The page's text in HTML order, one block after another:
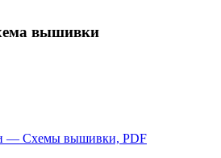
вышивки